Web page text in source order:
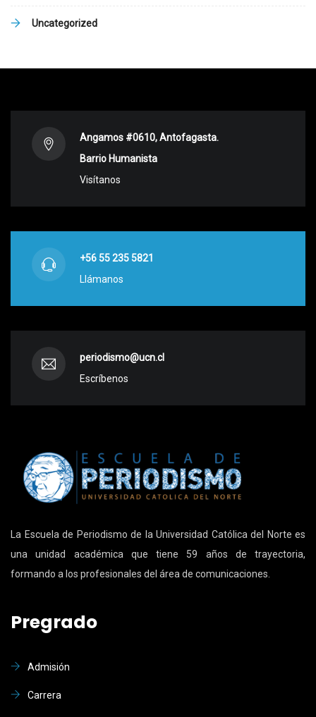
Uncategorized
Angamos #0610, Antofagasta.
Barrio Humanista
Visítanos
+56 55 235 5821
Llámanos
periodismo@ucn.cl
Escríbenos
La Escuela de Periodismo de la Universidad Católica del Norte es
una unidad académica que tiene 59 años de trayectoria,
formando a los profesionales del área de comunicaciones.
Pregrado
Admisión
Carrera